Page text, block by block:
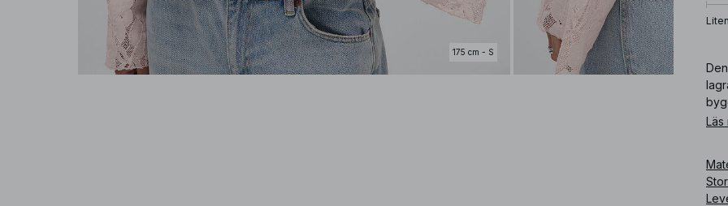
175 cm - S
Liten
Läs